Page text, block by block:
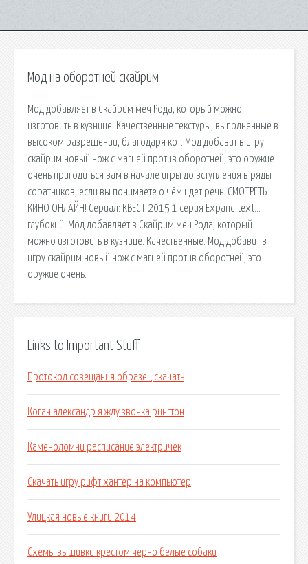
Мод на оборотней скайрим
Мод добавляет в Скайрим меч Рода, который можно
изготовить в кузнице. Качественные текстуры, выполненные в
высоком разрешении, благодаря кот. Мод добавит в игру
скайрим новый нож с магией против оборотней, это оружие
очень пригодиться вам в начале игры до вступления в ряды
соратников, если вы понимаете о чём идет речь. СМОТРЕТЬ
КИНО ОНЛАЙН! Сериал: КВЕСТ 2015 1 серия Expand text…
глубокий. Мод добавляет в Скайрим меч Рода, который
можно изготовить в кузнице. Качественные. Мод добавит в
игру скайрим новый нож с магией против оборотней, это
оружие очень.
Links to Important Stuff
Протокол совещания образец скачать
Коган александр я жду звонка рингтон
Каменоломни расписание электричек
Скачать игру рифт хантер на компьютер
Улицкая новые книги 2014
Схемы вышивки крестом черно белые собаки